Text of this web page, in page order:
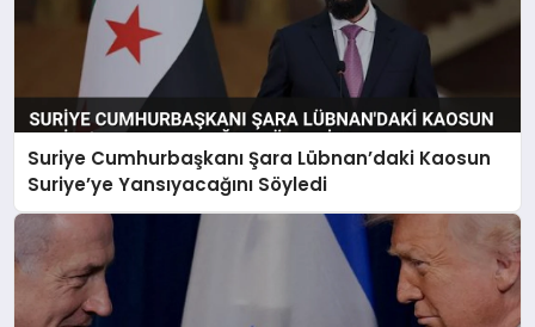
Suriye Cumhurbaşkanı Şara Lübnan’daki Kaosun
Suriye’ye Yansıyacağını Söyledi